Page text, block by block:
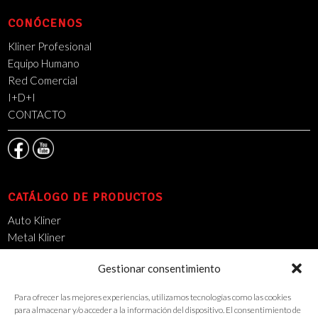
Gestionar consentimiento
Para ofrecer las mejores experiencias, utilizamos tecnologías como las cookies
para almacenar y/o acceder a la información del dispositivo. El consentimiento de
CONÓCENOS
Kliner Profesional
Equipo Humano
Red Comercial
I+D+I
CONTACTO
CATÁLOGO DE PRODUCTOS
Auto Kliner
Metal Kliner
Wash Kliner